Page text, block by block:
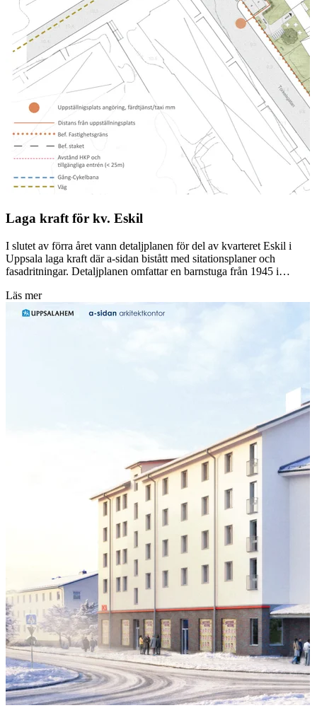
Laga kraft för kv. Eskil
I slutet av förra året vann detaljplanen för del av kvarteret Eskil i
Uppsala laga kraft där a-sidan bistått med sitationsplaner och
fasadritningar. Detaljplanen omfattar en barnstuga från 1945 i…
Läs mer